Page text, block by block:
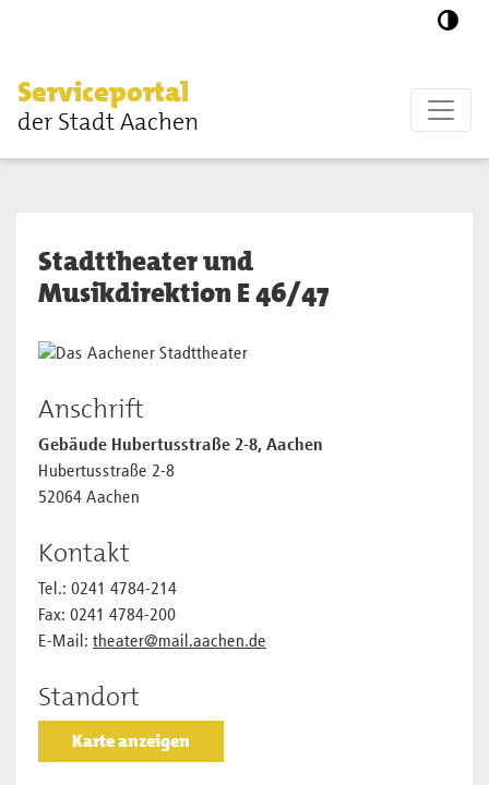
Serviceportal
der Stadt Aachen
Stadttheater und
Musikdirektion E 46/47
Anschrift
Gebäude Hubertusstraße 2-8, Aachen
Hubertusstraße 2-8
52064 Aachen
Kontakt
Tel.: 0241 4784-214
Fax: 0241 4784-200
E-Mail: theater@mail.aachen.de
Standort
Karte anzeigen